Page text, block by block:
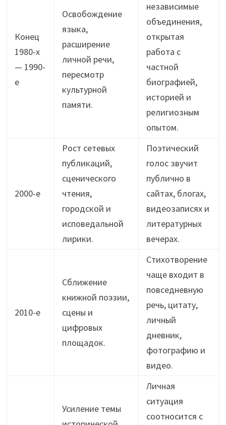
Конец
1980-х
— 1990-
е
Освобождение
языка,
расширение
личной речи,
пересмотр
культурной
памяти.
независимые
объединения,
открытая
работа с
частной
биографией,
историей и
религиозным
опытом.
2000-е
Рост сетевых
публикаций,
сценического
чтения,
городской и
исповедальной
лирики.
Поэтический
голос звучит
публично в
сайтах, блогах,
видеозаписях и
литературных
вечерах.
2010-е
Сближение
книжной поэзии,
сцены и
цифровых
площадок.
Стихотворение
чаще входит в
повседневную
речь, цитату,
личный
дневник,
фотографию и
видео.
Усиление темы
Личная
ситуация
соотносится с